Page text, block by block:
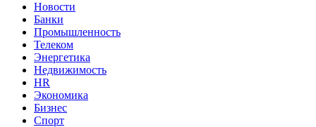
Новости
Банки
Промышленность
Телеком
Энергетика
Недвижимость
HR
Экономика
Бизнес
Спорт